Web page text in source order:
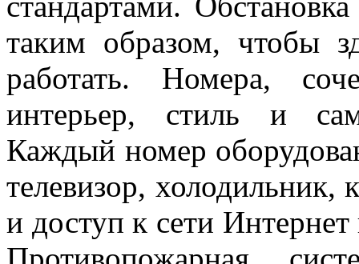
таким образом, чтобы
работать. Номера,
интерьер, стиль и
Каждый номер
телевизор,
и доступ к сети